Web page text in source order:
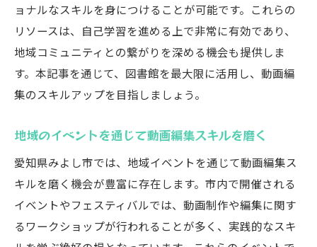
ョナルなスキルを身につけることが可能です。これらの
リソースは、自己学習を進める上で非常に有効であり、
地域コミュニティとの繋がりを深める機会も提供しま
す。本記事を通じて、図書館を最大限に活用し、動画編
集のスキルアップを目指しましょう。
地域のイベントを通じて動画編集スキルを磨く
愛知県みよし市では、地域イベントを通じて動画編集ス
キルを磨く機会が豊富に存在します。市内で開催される
イベントやフェスティバルでは、動画制作や編集に関す
るワークショップが行われることが多く、実践的なスキ